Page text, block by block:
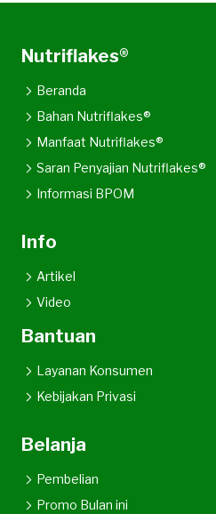
Nutriflakes®
Beranda
Bahan Nutriflakes®
Manfaat Nutriflakes®
Saran Penyajian Nutriflakes®
Informasi BPOM
Info
Artikel
Video
Bantuan
Layanan Konsumen
Kebijakan Privasi
Belanja
Pembelian
Promo Bulan ini